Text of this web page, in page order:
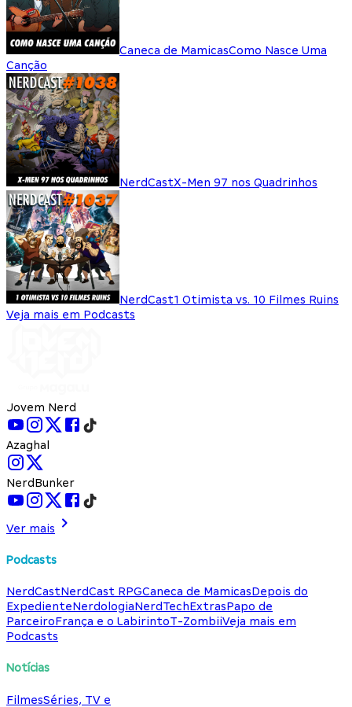
Caneca de MamicasComo Nasce Uma
Canção
NerdCastX-Men 97 nos Quadrinhos
NerdCast1 Otimista vs. 10 Filmes Ruins
Veja mais em Podcasts
Jovem Nerd
Azaghal
NerdBunker
Ver mais
Podcasts
NerdCastNerdCast RPGCaneca de MamicasDepois do
ExpedienteNerdologiaNerdTechExtrasPapo de
ParceiroFrança e o LabirintoT-ZombiiVeja mais em
Podcasts
Notícias
FilmesSéries, TV e